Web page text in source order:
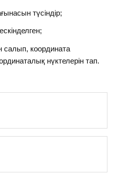
түсіндір;
салып, координата
нүктелерін тап.